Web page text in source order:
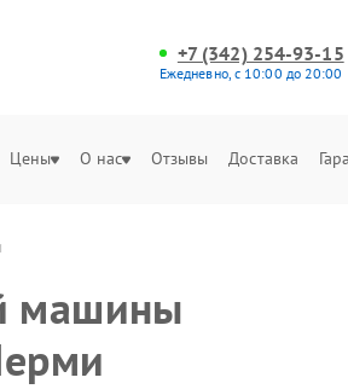
+7 (342) 254-93-15
Ежедневно, с 10:00 до 20:00
Цены О нас Отзывы Доставка
машины